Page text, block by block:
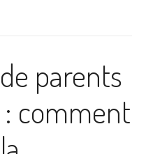
parents
: comment